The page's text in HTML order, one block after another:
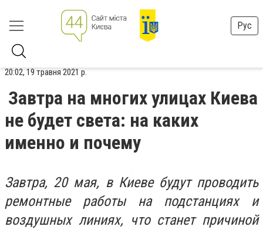
Рус
20:02, 19 травня 2021 р.
Завтра на многих улицах Киева
не будет света: на каких
именно и почему
Завтра, 20 мая, в Киеве будут проводить
ремонтные работы на подстанциях и
воздушных линиях, что станет причиной